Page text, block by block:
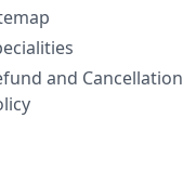
and Cancellation